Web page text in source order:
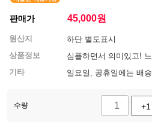
판매가 45,000원
원산지
하단 별도표시
상품정보
심플하면서 의미있고!
기타
일요일, 공휴일에는 배
수량 +1